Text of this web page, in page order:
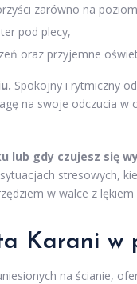
zarówno na
pod plecy,
oraz przyjemne
Spokojny i rytmiczny
na swoje odczucia
lub gdy czujesz się
stresowych,
w walce z
Karani w
na ścianie,